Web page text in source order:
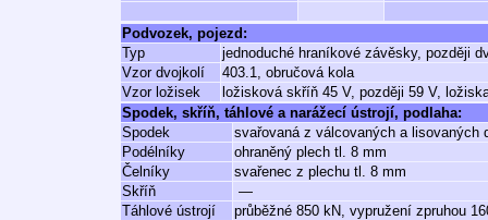
Podvozek, pojezd:
Typ
jednoduché hraníkové závěsky, později
Vzor dvojkolí
403.1, obručová kola
Vzor ložisek
ložisková skříň 45 V, později 59 V,
Spodek, skříň, táhlové a narážecí ústrojí, podlaha:
Spodek
svařovaná z válcovaných a lisovaných
Podélníky
ohraněný plech tl. 8 mm
Čelníky
svařenec z plechu tl. 8 mm
Skříň
—
Táhlové ústrojí
průběžné 850 kN, vypružení zpruhou